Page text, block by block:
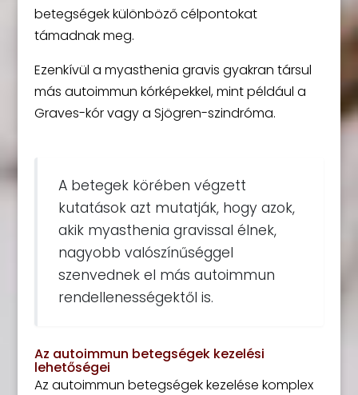
betegségek különböző célpontokat
támadnak meg.
Ezenkívül a myasthenia gravis gyakran társul
más autoimmun kórképekkel, mint például a
Graves-kór vagy a Sjögren-szindróma.
A betegek körében végzett
kutatások azt mutatják, hogy azok,
akik myasthenia gravissal élnek,
nagyobb valószínűséggel
szenvednek el más autoimmun
rendellenességektől is.
Az autoimmun betegségek kezelési
lehetőségei
Az autoimmun betegségek kezelése komplex